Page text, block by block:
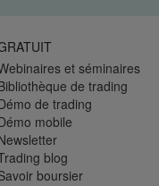
et séminaires
de trading
de trading
mobile
blog
boursier